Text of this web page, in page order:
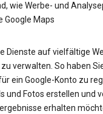
wie Werbe- und
Google Maps
Dienste auf vielfältige
zu verwalten. So haben
ein Google-Konto zu
und Fotos erstellen und
erhalten